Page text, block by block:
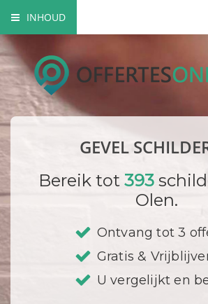
INHOUD
Mogelijke gevel schilderwerken
Verfsoorten
Hoe gaat een schilder te werk?
Bedrijf registrerenGEVEL
Bereik tot 393
Olen.
Ontvang tot 3
Gratis &
U vergelijkt en